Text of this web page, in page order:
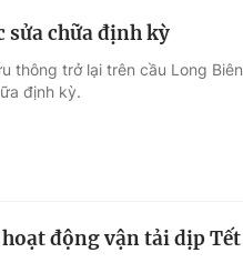
sửa chữa định kỳ
thông trở lại trên cầu Long Biên
định kỳ.
động vận tải dịp Tết